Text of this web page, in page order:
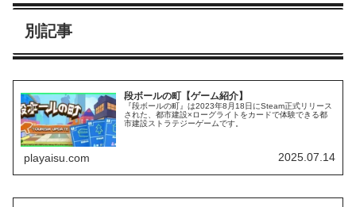
別記事
段ボールの町【ゲーム紹介】
『段ボールの町』は2023年8月18日にSteam正式リリース
された、都市建設×ローグライトをカードで体験できる都
市建設ストラテジーゲームです。
playaisu.com 2025.07.14